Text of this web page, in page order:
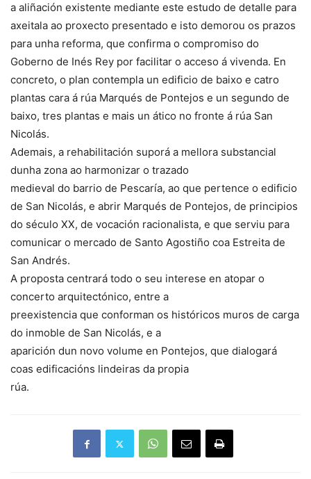
a aliñación existente mediante este estudo de detalle para
axeitala ao proxecto presentado e isto demorou os prazos
para unha reforma, que confirma o compromiso do
Goberno de Inés Rey por facilitar o acceso á vivenda. En
concreto, o plan contempla un edificio de baixo e catro
plantas cara á rúa Marqués de Pontejos e un segundo de
baixo, tres plantas e mais un ático no fronte á rúa San
Nicolás.
Ademais, a rehabilitación suporá a mellora substancial
dunha zona ao harmonizar o trazado
medieval do barrio de Pescaría, ao que pertence o edificio
de San Nicolás, e abrir Marqués de Pontejos, de principios
do século XX, de vocación racionalista, e que serviu para
comunicar o mercado de Santo Agostiño coa Estreita de
San Andrés.
A proposta centrará todo o seu interese en atopar o
concerto arquitectónico, entre a
preexistencia que conforman os históricos muros de carga
do inmoble de San Nicolás, e a
aparición dun novo volume en Pontejos, que dialogará
coas edificacións lindeiras da propia
rúa.